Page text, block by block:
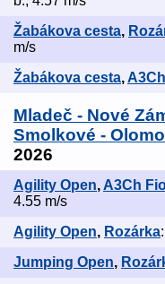
Žabákova cesta,
m/s
Žabákova cesta,
Mladeč - Nové
Smolkové -
2026
Agility Open, A3Ch
4.55 m/s
Agility Open, Rozárka
Jumping Open,